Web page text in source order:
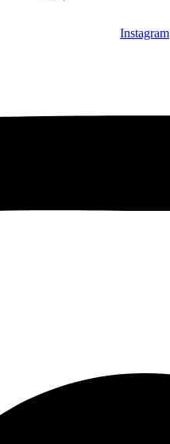
Instagram